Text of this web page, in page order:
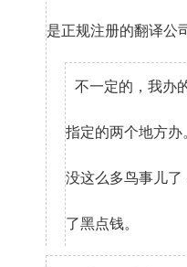
是正规注册的翻译公
不一定的，我办
指定的两个地方
没这么多鸟事儿
了黑点钱。